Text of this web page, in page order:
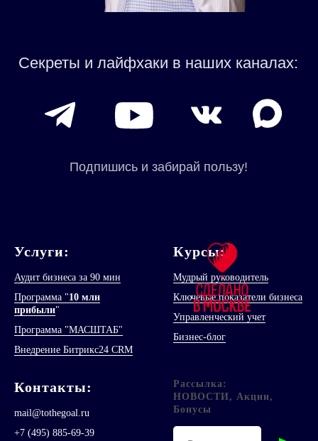
Услуги:
Аудит бизнеса за 90 мин
Программа "10 млн
прибыли"
Программа "МАСШТАБ"
Внедрение Битрикс24 CRM
Курсы:
Мудрый руководитель
Ключевые показатели бизнеса
Управленческий учет
Бизнес-блог
Контакты:
mail@tothegoal.ru
+7 (495) 885-69-39
Рассылка:
НОВОСТИ, Акции,
Бонусы